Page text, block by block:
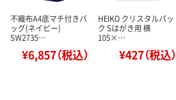
不織布A4底マチ付きバ
ッグ(ネイビー)
SW2735…
¥6,857（税込）
HEIKO クリスタルパッ
ク Sはがき用 横
105×…
¥427（税込）